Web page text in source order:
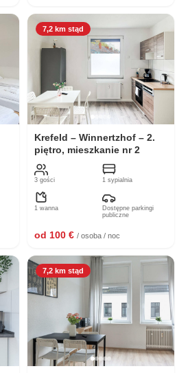
7,2 km stąd
Krefeld – Winnertzhof – 2.
piętro, mieszkanie nr 2
3 gości 1 sypialnia
1 wanna
Dostępne parkingi
publiczne
od 100 € / osoba / noc
7,2 km stąd